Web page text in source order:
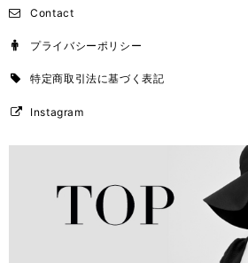
Contact
プライバシーポリシー
特定商取引法に基づく表記
Instagram